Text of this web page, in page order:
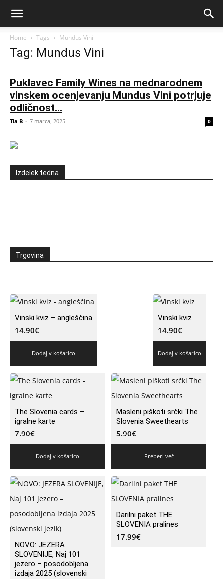
Home Tags Mundus Vini
Tag: Mundus Vini
Puklavec Family Wines na mednarodnem
vinskem ocenjevanju Mundus Vini potrjuje
odličnost...
Tia B - 7 marca, 2025 0
Izdelek tedna
Trgovina
Vinski kviz – angleščina
14.90€
Dodaj v košarico
Vinski kviz
14.90€
Dodaj v košarico
The Slovenia cards –
igralne karte
7.90€
Dodaj v košarico
Masleni piškoti srčki The
Slovenia Sweethearts
5.90€
Preberi več
NOVO: JEZERA
SLOVENIJE, Naj 101
jezero – posodobljena
izdaja 2025 (slovenski
Darilni paket THE
SLOVENIA pralines
17.99€